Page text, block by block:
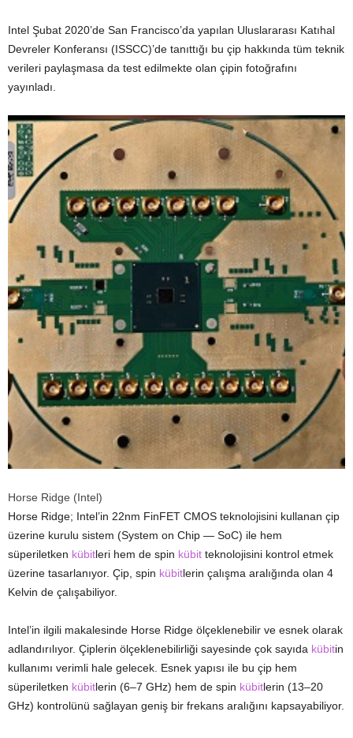
Intel Şubat 2020’de San Francisco’da yapılan Uluslararası Katıhal
Devreler Konferansı (ISSCC)’de tanıttığı bu çip hakkında tüm teknik
verileri paylaşmasa da test edilmekte olan çipin fotoğrafını
yayınladı.
Horse Ridge (Intel)
Horse Ridge; Intel’in 22nm FinFET CMOS teknolojisini kullanan çip
üzerine kurulu sistem (System on Chip — SoC) ile hem
süperiletken kübitleri hem de spin kübit teknolojisini kontrol etmek
üzerine tasarlanıyor. Çip, spin kübitlerin çalışma aralığında olan 4
Kelvin de çalışabiliyor.
Intel’in ilgili makalesinde Horse Ridge ölçeklenebilir ve esnek olarak
adlandırılıyor. Çiplerin ölçeklenebilirliği sayesinde çok sayıda kübitin
kullanımı verimli hale gelecek. Esnek yapısı ile bu çip hem
süperiletken kübitlerin (6–7 GHz) hem de spin kübitlerin (13–20
GHz) kontrolünü sağlayan geniş bir frekans aralığını kapsayabiliyor.